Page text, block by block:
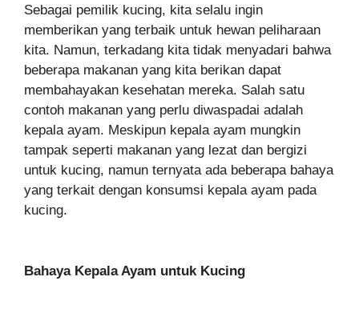
Sebagai pemilik kucing, kita selalu ingin
memberikan yang terbaik untuk hewan peliharaan
kita. Namun, terkadang kita tidak menyadari bahwa
beberapa makanan yang kita berikan dapat
membahayakan kesehatan mereka. Salah satu
contoh makanan yang perlu diwaspadai adalah
kepala ayam. Meskipun kepala ayam mungkin
tampak seperti makanan yang lezat dan bergizi
untuk kucing, namun ternyata ada beberapa bahaya
yang terkait dengan konsumsi kepala ayam pada
kucing.
Bahaya Kepala Ayam untuk Kucing